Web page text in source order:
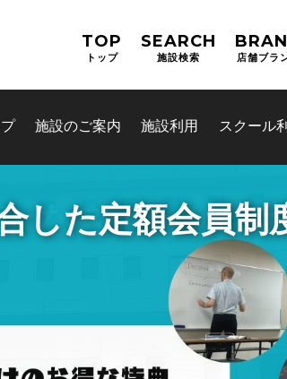
TOP
トップ
SEARCH
施設検索 店舗ブラ
施設のご案内 施設利用 スクール
お問合せフォーム
すぽすたちよだ施設予約シス
なスポーツと